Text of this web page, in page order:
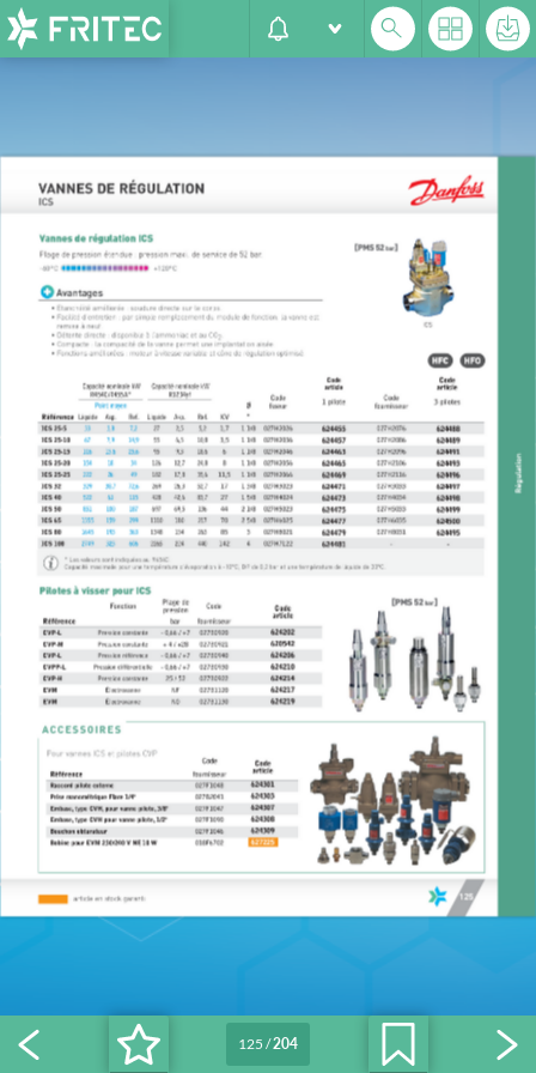
125 /204